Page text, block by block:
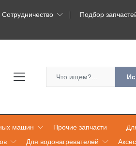
Сотрудничество
Подбор
машин Прочие запчасти
Для водонагревателей